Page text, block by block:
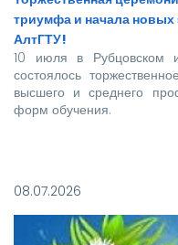
триумфа и начала
АлтГТУ!
10 июля в Рубцовском
состоялось
высшего и среднего
форм обучения.
стать надежной опорой
страны.
08.07.2026